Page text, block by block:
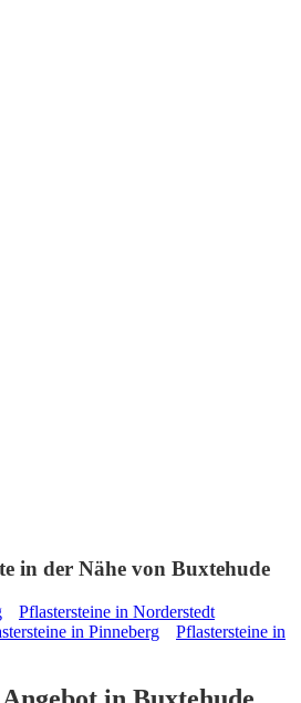
in der Nähe von Buxtehude
Pflastersteine in Norderstedt
in Pinneberg
Pflastersteine in